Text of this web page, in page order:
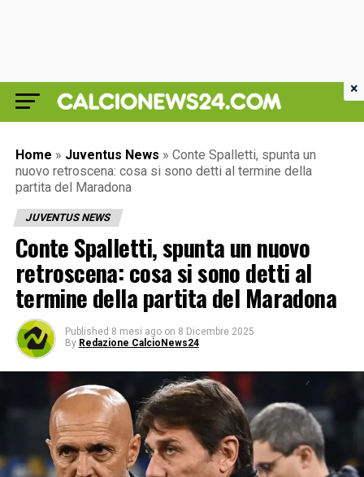
Home » Juventus News » Conte Spalletti, spunta un
nuovo retroscena: cosa si sono detti al termine della
partita del Maradona
JUVENTUS NEWS
Conte Spalletti, spunta un nuovo
retroscena: cosa si sono detti al
termine della partita del Maradona
Published 8 mesi ago on 8 Dicembre 2025
By Redazione CalcioNews24
×